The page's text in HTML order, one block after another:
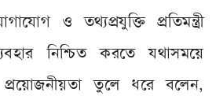
ও তথ্যপ্রযুক্তি প্রতিমন্ত্রী
নিশ্চিত করতে যথাসময়ে
প্রয়োজনীয়তা তুলে ধরে বলেন,